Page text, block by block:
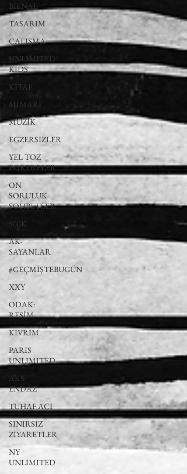
BİENAL
TASARIM
ÇALIŞMA
UNLIMITED
KIDS
KİTAP
MİMARİ
MÜZİK
EGZERSİZLER
YEL TOZ
PORTRELER
ON
SORULUK
SOHBETLER
500K
AK-
SAYANLAR
#GEÇMİŞTEBUGÜN
XXY
ODAK:
RESİM
KIVRIM
PARIS
UNLIMITED
AKS-
ENDAZ
TUHAF AÇI
SINIRSIZ
ZİYARETLER
NY
UNLIMITED